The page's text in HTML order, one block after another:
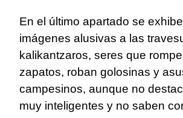
En el último apartado se
imágenes alusivas a las
kalikantzaros, seres que
zapatos, roban golosinas y
campesinos, aunque no
muy inteligentes y no saben